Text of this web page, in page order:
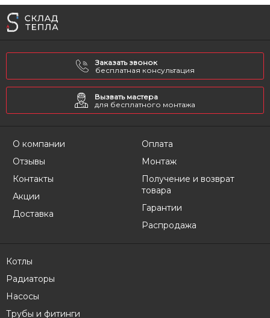
Заказать звонок
бесплатная консультация
Вызвать мастера
для бесплатного монтажа
О компании
Отзывы
Контакты
Акции
Доставка
Оплата
Монтаж
Получение и возврат
товара
Гарантии
Распродажа
Котлы
Радиаторы
Насосы
Трубы и фитинги